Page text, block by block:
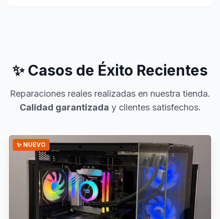
✨ Casos de Éxito Recientes
Reparaciones reales realizadas en nuestra tienda.
Calidad garantizada y clientes satisfechos.
✨ NUEVO